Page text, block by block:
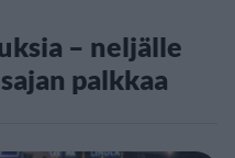
– neljälle
palkkaa